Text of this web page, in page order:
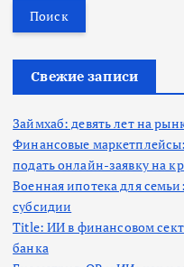
т
Свежие записи
Займхаб: девять лет на
Финансовые
подать онлайн-заявку на
Военная ипотека для
субсидии
Title: ИИ в финансовом
банка